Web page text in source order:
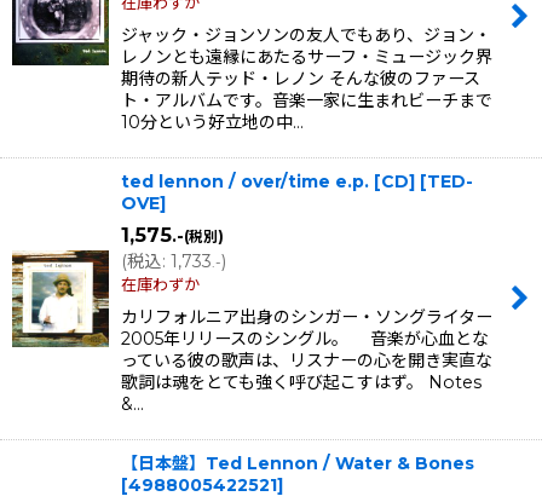
ジャック・ジョンソンの友人でもあり、ジョン・
レノンとも遠縁にあたるサーフ・ミュージック界
期待の新人テッド・レノン そんな彼のファース
ト・アルバムです。音楽一家に生まれビーチまで
10分という好立地の中…
ted lennon / over/time e.p. [CD] [TED-
OVE]
1,575.-(税別)
(税込: 1,733 .-)
在庫わずか
カリフォルニア出身のシンガー・ソングライター
2005年リリースのシングル。 音楽が心血とな
っている彼の歌声は、リスナーの心を開き実直な
歌詞は魂をとても強く呼び起こすはず。 Notes
&…
【日本盤】Ted Lennon / Water & Bones
[4988005422521]